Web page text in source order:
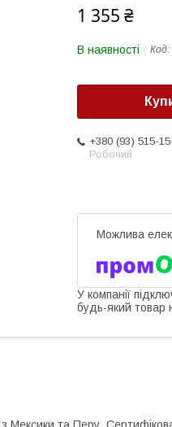
1 355 ₴
В наявності Код:
+380 (93) 515-
Робочий
У компанії
будь-який товар